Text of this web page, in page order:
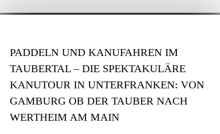
PADDELN UND KANUFAHREN IM
TAUBERTAL – DIE SPEKTAKULÄRE
KANUTOUR IN UNTERFRANKEN: VON
GAMBURG OB DER TAUBER NACH
WERTHEIM AM MAIN